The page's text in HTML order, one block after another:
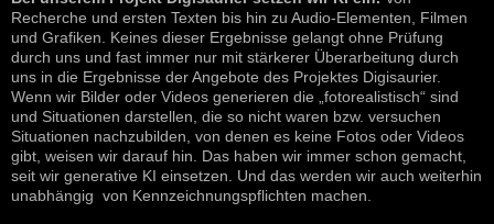
Recherche und ersten Texten bis hin zu Audio-Elementen, Filmen
und Grafiken. Keines dieser Ergebnisse gelangt ohne Prüfung
durch uns und fast immer nur mit stärkerer Überarbeitung durch
uns in die Ergebnisse der Angebote des Projektes Digisaurier.
Wenn wir Bilder oder Videos generieren die „fotorealistisch“ sind
und Situationen darstellen, die so nicht waren bzw. versuchen
Situationen nachzubilden, von denen es keine Fotos oder Videos
gibt, weisen wir darauf hin. Das haben wir immer schon gemacht,
seit wir generative KI einsetzen. Und das werden wir auch weiterhin
unabhängig von Kennzeichnungspflichten machen.